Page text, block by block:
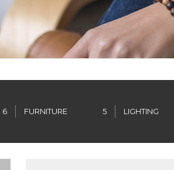
6 FURNITURE 5 LIGHTING